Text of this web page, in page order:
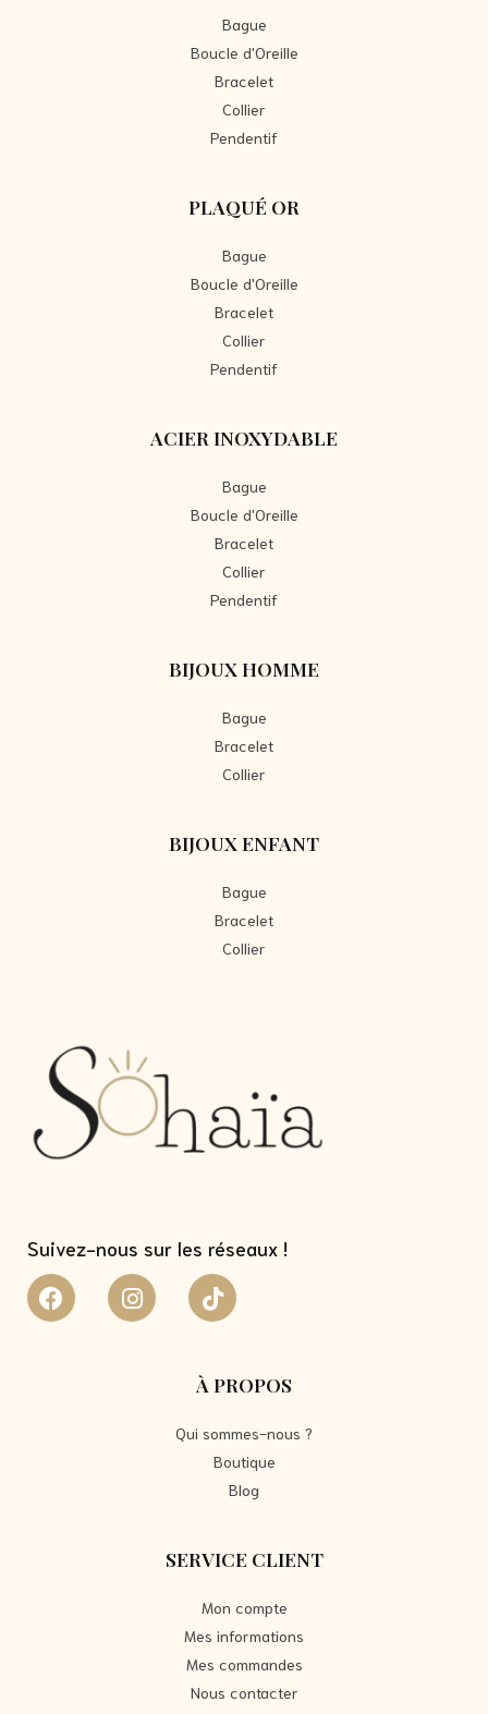
Bague
Boucle d'Oreille
Bracelet
Collier
Pendentif
PLAQUÉ OR
Bague
Boucle d'Oreille
Bracelet
Collier
Pendentif
ACIER INOXYDABLE
Bague
Boucle d'Oreille
Bracelet
Collier
Pendentif
BIJOUX HOMME
Bague
Bracelet
Collier
BIJOUX ENFANT
Bague
Bracelet
Collier
Suivez-nous sur les réseaux !
À PROPOS
Qui sommes-nous ?
Boutique
Blog
SERVICE CLIENT
Mon compte
Mes informations
Mes commandes
Nous contacter